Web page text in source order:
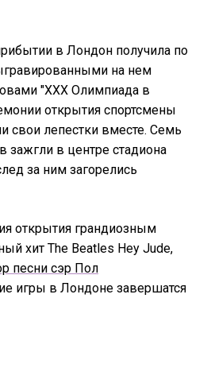
в Лондон получила по
на нем
"XXX Олимпиада в
открытия спортсмены
свои лепестки вместе. Семь
в центре стадиона
за ним загорелись
открытия грандиозным
хит The Beatles Hey Jude,
песни сэр Пол
игры в Лондоне завершатся